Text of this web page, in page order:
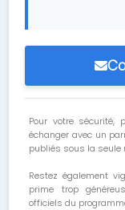
Pour votre sécurité,
échanger avec un
publiés sous la seule
Restez également
prime trop
officiels du